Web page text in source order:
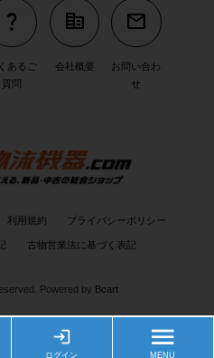
ログイン MENU
question_mark
あるご
質問
corporate_fare
会社概要
mail
お問い合わ
せ
利用規約 プライバシーポリシー
古物営業法に基づく表記
Powered by Bcart